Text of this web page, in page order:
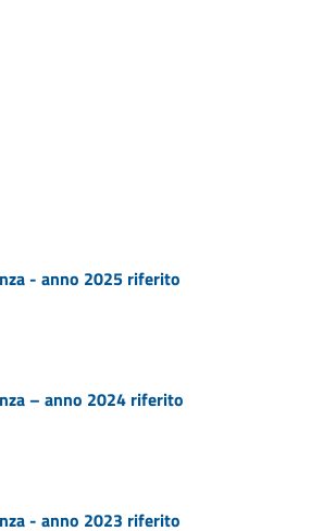
- anno 2025 riferito
– anno 2024 riferito
- anno 2023 riferito